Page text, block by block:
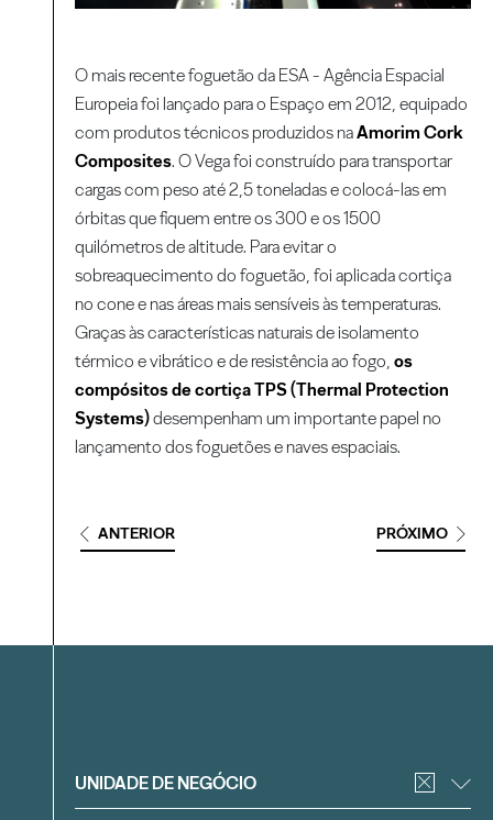
O mais recente foguetão da ESA - Agência Espacial
Europeia foi lançado para o Espaço em 2012, equipado
com produtos técnicos produzidos naAmorim Cork
Composites. O Vega foi construído para transportar
cargas com peso até 2,5 toneladas e colocá-las em
órbitas que fiquem entre os 300 e os 1500
quilómetros de altitude. Para evitar o
sobreaquecimento do foguetão, foi aplicada cortiça
no cone e nas áreas mais sensíveis às temperaturas.
Graças às características naturais de isolamento
térmico e vibrático e de resistência ao fogo,os
compósitos de cortiça TPS (Thermal Protection
Systems)desempenham um importante papel no
lançamento dos foguetões e naves espaciais.
ANTERIOR PRÓXIMO
Filtrar
UNIDADE DE NEGÓCIO